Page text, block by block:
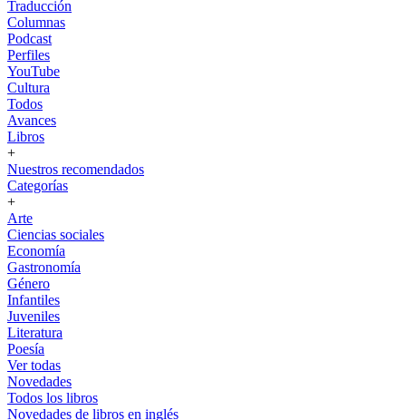
Traducción
Columnas
Podcast
Perfiles
YouTube
Cultura
Todos
Avances
Libros
+
Nuestros recomendados
Categorías
+
Arte
Ciencias sociales
Economía
Gastronomía
Género
Infantiles
Juveniles
Literatura
Poesía
Ver todas
Novedades
Todos los libros
Novedades de libros en inglés